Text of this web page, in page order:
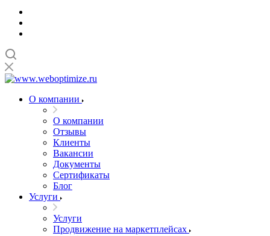
О компании
О компании
Отзывы
Клиенты
Вакансии
Документы
Сертификаты
Блог
Услуги
Услуги
Продвижение на маркетплейсах